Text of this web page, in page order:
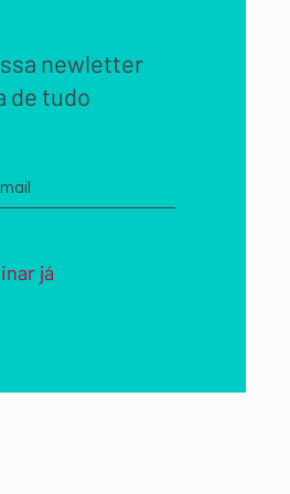
newletter
de tudo
já